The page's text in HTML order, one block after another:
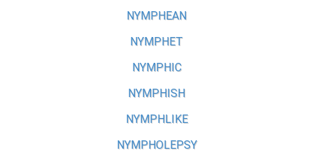
NYMPHEAN
NYMPHET
NYMPHIC
NYMPHISH
NYMPHLIKE
NYMPHOLEPSY